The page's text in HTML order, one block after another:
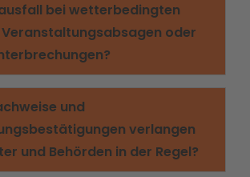
bei wetterbedingten
oder
und
verlangen
und Behörden in der Regel?